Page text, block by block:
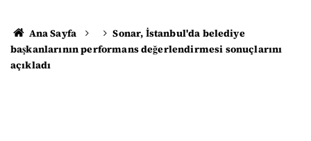
Ana Sayfa
Sonar, İstanbul'da belediye
başkanlarının performans değerlendirmesi sonuçlarını
açıkladı